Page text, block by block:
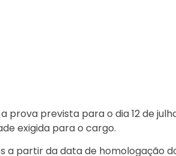
prevista para o dia 12 de
exigida para o cargo.
a partir da data de homologação